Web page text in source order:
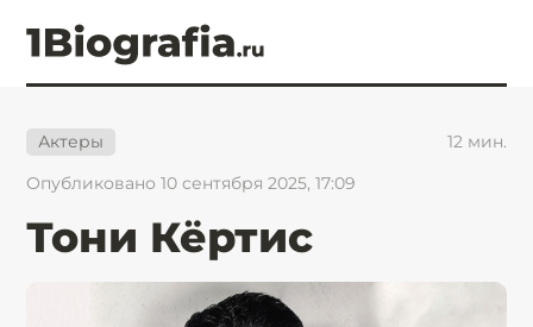
Актеры
Опубликовано 10 сентября 2025, 17:09
12 мин.
Тони Кёртис